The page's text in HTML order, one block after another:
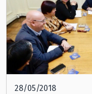
28/05/2018